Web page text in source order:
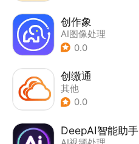
创作象
AI图像处理
0.0
创缴通
其他
0.0
DeepAI智能助手